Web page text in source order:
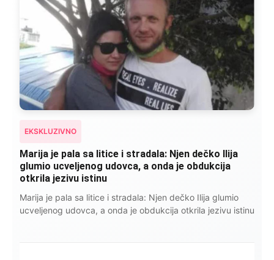
EKSKLUZIVNO
Marija je pala sa litice i stradala: Njen dečko Ilija
glumio ucveljenog udovca, a onda je obdukcija
otkrila jezivu istinu
Marija je pala sa litice i stradala: Njen dečko Ilija glumio
ucveljenog udovca, a onda je obdukcija otkrila jezivu istinu